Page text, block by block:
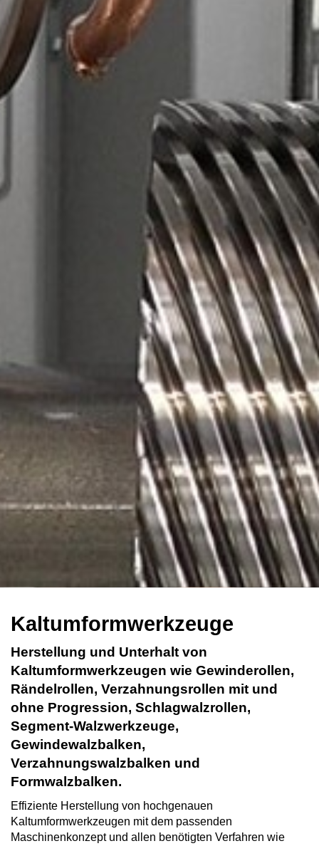
Kaltumformwerkzeuge
Herstellung und Unterhalt von
Kaltumformwerkzeugen wie Gewinderollen,
Rändelrollen, Verzahnungsrollen mit und
ohne Progression, Schlagwalzrollen,
Segment-Walzwerkzeuge,
Gewindewalzbalken,
Verzahnungswalzbalken und
Formwalzbalken.
Effiziente Herstellung von hochgenauen
Kaltumformwerkzeugen mit dem passenden
Maschinenkonzept und allen benötigten Verfahren wie